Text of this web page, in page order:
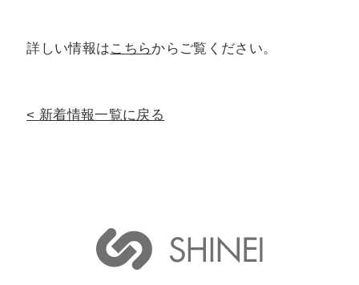
詳しい情報はこちらからご覧ください。
新着情報一覧に戻る